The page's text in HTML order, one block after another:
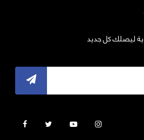
ليصلك كل جديد